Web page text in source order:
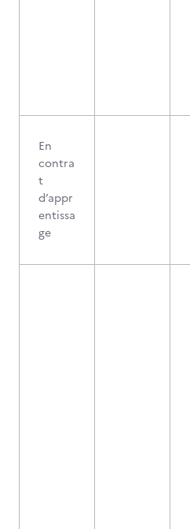
En
contra
t
d’appr
entissa
ge